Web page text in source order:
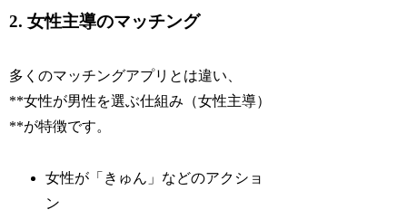
2. 女性主導のマッチング
多くのマッチングアプリとは違い、
**女性が男性を選ぶ仕組み（女性主導）
**が特徴です。
女性が「きゅん」などのアクショ
ン